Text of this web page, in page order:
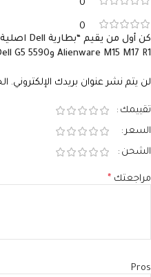
0
0
Alienware M15 M17 R1 وDell G5 5590 وG7 7590 7790”
لن يتم نشر عنوان بريدك الإلكتروني.
تقييمك
السعر
الشحن
مراجعتك *
Pros